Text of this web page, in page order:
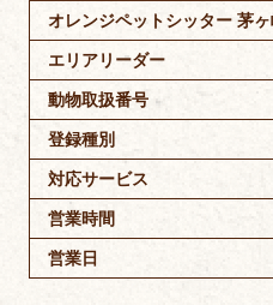
オレンジペットシッター 茅
エリアリーダー
動物取扱番号
登録種別
対応サービス
営業時間
営業日